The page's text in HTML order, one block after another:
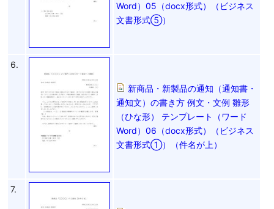
Word）05（docx形式）（ビジネス
文書形式⑤）
6.
新商品・新製品の通知（通知書・
通知文）の書き方 例文・文例 雛形
（ひな形） テンプレート（ワード
Word）06（docx形式）（ビジネス
文書形式①）（件名が上）
7.